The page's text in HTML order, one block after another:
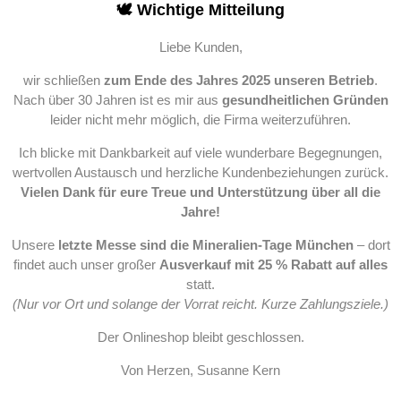
🕊️ Wichtige Mitteilung
Liebe Kunden,
wir schließen zum Ende des Jahres 2025 unseren Betrieb.
Nach über 30 Jahren ist es mir aus gesundheitlichen Gründen
leider nicht mehr möglich, die Firma weiterzuführen.
Ich blicke mit Dankbarkeit auf viele wunderbare Begegnungen,
wertvollen Austausch und herzliche Kundenbeziehungen zurück.
Vielen Dank für eure Treue und Unterstützung über all die
Jahre!
Unsere letzte Messe sind die Mineralien-Tage München– dort
findet auch unser großer Ausverkauf mit 25 % Rabatt auf alles
statt.
(Nur vor Ort und solange der Vorrat reicht. Kurze Zahlungsziele.)
Der Onlineshop bleibt geschlossen.
Von Herzen, Susanne Kern